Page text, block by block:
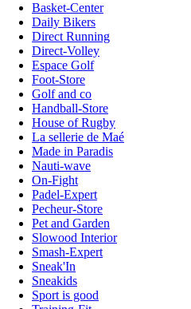
Basket-Center
Daily Bikers
Direct Running
Direct-Volley
Espace Golf
Foot-Store
Golf and co
Handball-Store
House of Rugby
La sellerie de Maé
Made in Paradis
Nauti-wave
On-Fight
Padel-Expert
Pecheur-Store
Pet and Garden
Slowood Interior
Smash-Expert
Sneak'In
Sneakids
Sport is good